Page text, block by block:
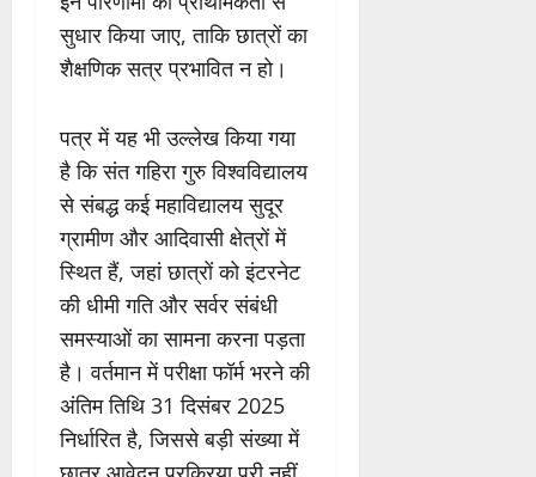
सुधार किया जाए, ताकि छात्रों का
शैक्षणिक सत्र प्रभावित न हो।
पत्र में यह भी उल्लेख किया गया
है कि संत गहिरा गुरु विश्वविद्यालय
से संबद्ध कई महाविद्यालय सुदूर
ग्रामीण और आदिवासी क्षेत्रों में
स्थित हैं, जहां छात्रों को इंटरनेट
की धीमी गति और सर्वर संबंधी
समस्याओं का सामना करना पड़ता
है। वर्तमान में परीक्षा फॉर्म भरने की
अंतिम तिथि 31 दिसंबर 2025
निर्धारित है, जिससे बड़ी संख्या में